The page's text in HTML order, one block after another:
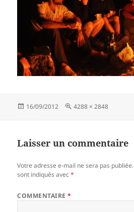
Publié
16/09/2012
Taille
4288 × 2848
Laisser un commentaire
Votre adresse e-mail ne sera pas publiée.
sont indiqués avec*
COMMENTAIRE*